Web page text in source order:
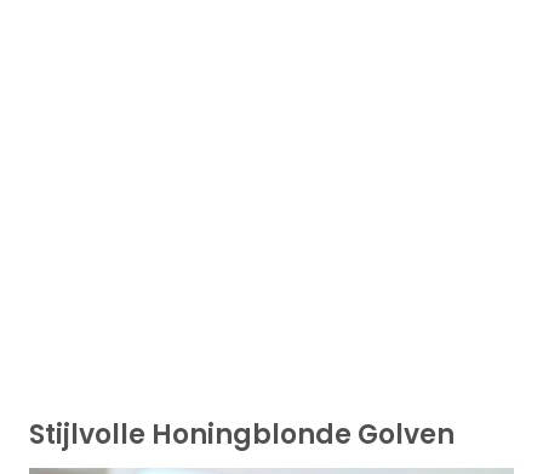
Stijlvolle Honingblonde Golven